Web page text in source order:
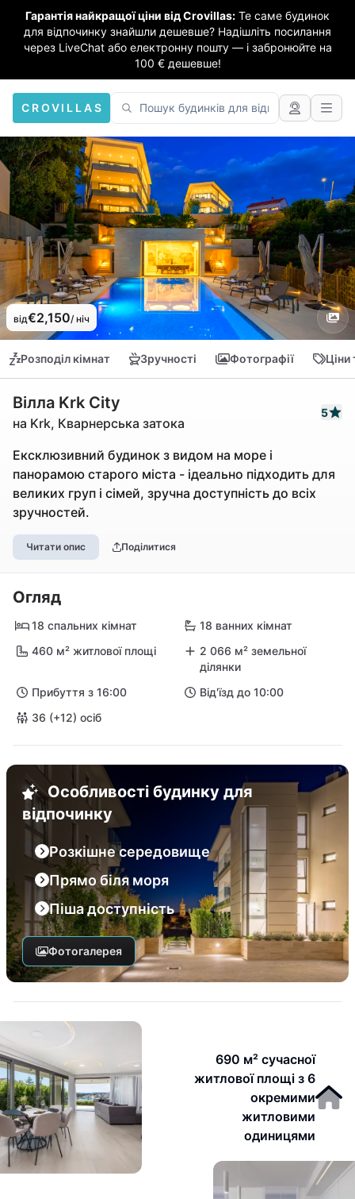
Гарантія найкращої ціни від Crovillas: Те саме будинок
для відпочинку знайшли дешевше? Надішліть посилання
через LiveChat або електронну пошту — і забронюйте на
100 € дешевше!
CROVILLAS
від€2,150/ ніч
Розподіл кімнат Зручності Фотографії Ціни
Вілла Krk City
на Krk, Кварнерська затока
5
Ексклюзивний будинок з видом на море і
панорамою старого міста - ідеально підходить для
великих груп і сімей, зручна доступність до всіх
зручностей.
Читати опис Поділитися
Огляд
18 спальних кімнат
18 ванних кімнат
460 м² житлової площі
2 066 м² земельної
ділянки
Прибуття з 16:00
Від'їзд до 10:00
36 (+12) осіб
Особливості будинку для
відпочинку
Розкішне середовище
Прямо біля моря
Піша доступність
Фотогалерея
690 м² сучасної
житлової площі з 6
окремими
житловими
одиницями